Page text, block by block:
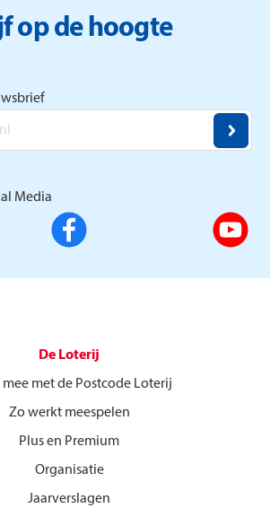
op de hoogte
Media
De Loterij
mee met de Postcode Loterij
Zo werkt meespelen
Plus en Premium
Organisatie
Jaarverslagen